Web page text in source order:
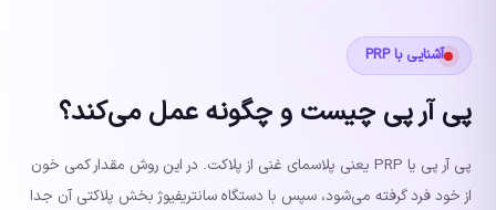
آشنایی با PRP
پی آر پی چیست و چگونه عمل می‌کند؟
پی آر پی یا PRP یعنی پلاسمای غنی از پلاکت. در این روش مقدار کمی خون
از خود فرد گرفته می‌شود، سپس با دستگاه سانتریفیوژ بخش پلاکتی آن جدا